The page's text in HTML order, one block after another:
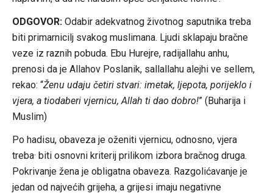
ODGOVOR: Odabir adekvatnog životnog saputnika treba
biti primarnicilj svakog muslimana. Ljudi sklapaju bračne
veze iz raznih pobuda. Ebu Hurejre, radijallahu anhu,
prenosi da je Allahov Poslanik, sallallahu alejhi ve sellem,
rekao: “Ženu udaju četiri stvari: imetak, ljepota, porijeklo i
vjera, a tiodaberi vjernicu, Allah ti dao dobro!” (Buharija i
Muslim)
Po hadisu, obaveza je oženiti vjernicu, odnosno, vjera
treba· biti osnovni kriterij prilikom izbora bračnog druga.
Pokrivanje žena je obligatna obaveza. Razgolićavanje je
jedan od najvećih grijeha, a grijesi imaju negativne